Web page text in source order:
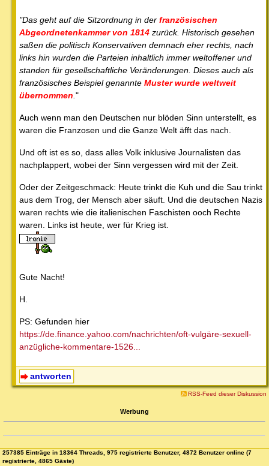
"Das geht auf die Sitzordnung in der französischen
Abgeordnetenkammer von 1814 zurück. Historisch gesehen
saßen die politisch Konservativen demnach eher rechts, nach
links hin wurden die Parteien inhaltlich immer weltoffener und
standen für gesellschaftliche Veränderungen. Dieses auch als
französisches Beispiel genannte Muster wurde weltweit
übernommen "
Auch wenn man den Deutschen nur blöden Sinn unterstellt, es
waren die Franzosen und die Ganze Welt äfft das nach.
Und oft ist es so, dass alles Volk inklusive Journalisten das
nachplappert, wobei der Sinn vergessen wird mit der Zeit.
Oder der Zeitgeschmack: Heute trinkt die Kuh und die Sau trinkt
aus dem Trog, der Mensch aber säuft. Und die deutschen Nazis
waren rechts wie die italienischen Faschisten ooch Rechte
waren. Links ist heute, wer für Krieg ist.
Gute Nacht!
H.
PS: Gefunden hier
https://de.finance.yahoo.com/nachrichten/oft-vulgäre-sexuell-
anzügliche-kommentare-1526...
antworten
RSS-Feed dieser Diskussion
Werbung
257385 Einträge in 18364 Threads, 975 registrierte Benutzer, 4872 Benutzer online (7
registrierte, 4865 Gäste)